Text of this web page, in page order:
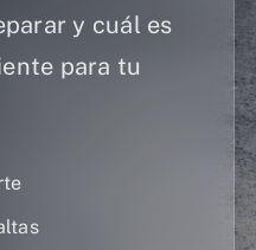
y cuál es
para tu